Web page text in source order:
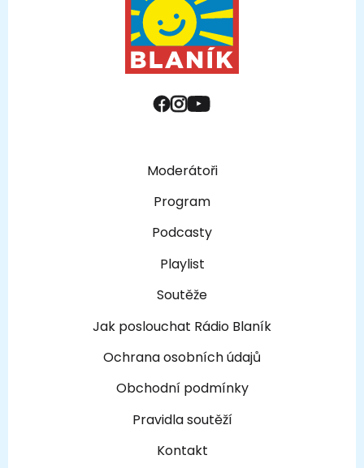
Moderátoři
Program
Podcasty
Playlist
Soutěže
Jak poslouchat Rádio Blaník
Ochrana osobních údajů
Obchodní podmínky
Pravidla soutěží
Kontakt